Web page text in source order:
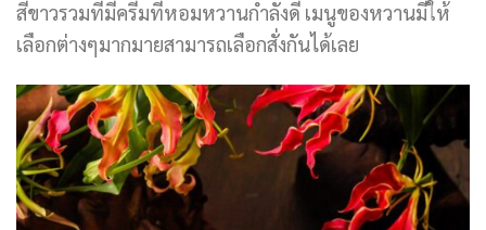
สีขาวรวมที่มีครีมที่หอมหวานกำลังดี เมนูของหวานมีให้
เลือกต่างๆมากมายสามารถเลือกสั่งกันได้เลย